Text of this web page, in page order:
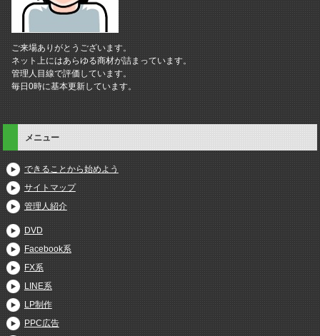
ご来場ありがとうございます。
ネット上にはあらゆる商材が詰まっています。
管理人目線で評価しています。
毎日0時に基本更新しています。
メニュー
できることから始めよう
サイトマップ
管理人紹介
DVD
Facebook系
FX系
LINE系
LP制作
PPC広告